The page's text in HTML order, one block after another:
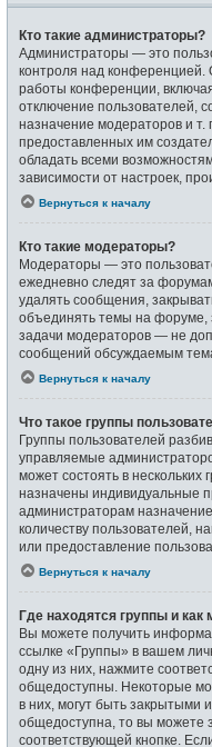
Кто такие администраторы?
Администраторы — это
контроля над конференцией.
работы конференции,
отключение пользователей,
назначение модераторов и т.
предоставленных им
обладать всеми
зависимости от настроек,
Вернуться к началу
Кто такие модераторы?
Модераторы — это
ежедневно следят за
удалять сообщения,
объединять темы на форуме,
задачи модераторов — не
сообщений обсуждаемым
Вернуться к началу
Что такое группы
Группы пользователей
управляемые
может состоять в нескольких
назначены индивидуальные
администраторам
количеству пользователей,
или предоставление
Вернуться к началу
Где находятся группы и как
Вы можете получить
ссылке «Группы» в вашем
одну из них, нажмите
общедоступны. Некоторые
в них, могут быть закрытыми
общедоступна, то вы можете
соответствующей кнопке.